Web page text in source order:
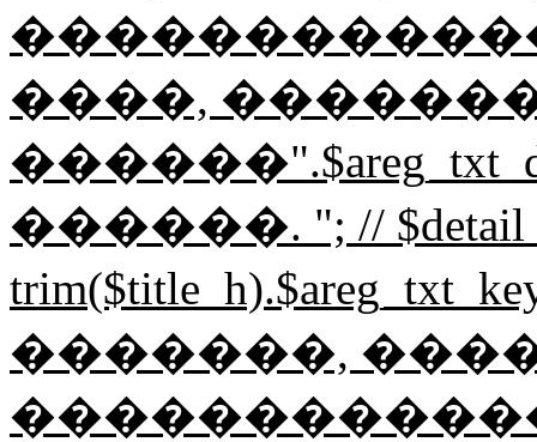
����,
������. "; //
�������,
�������������